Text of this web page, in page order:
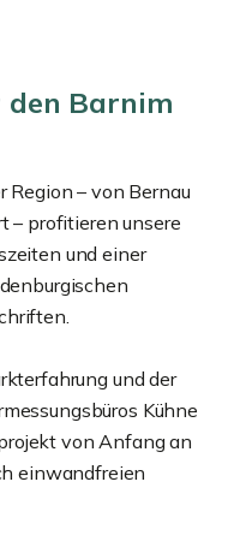
den Barnim
Region – von Bernau
– profitieren unsere
und einer
und der
Kühne
von Anfang an
einwandfreien